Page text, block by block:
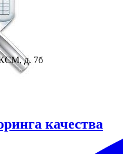
д. 7б
качества